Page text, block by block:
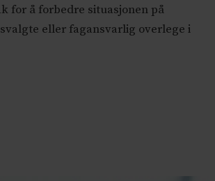
for å forbedre situasjonen på
eller fagansvarlig overlege i